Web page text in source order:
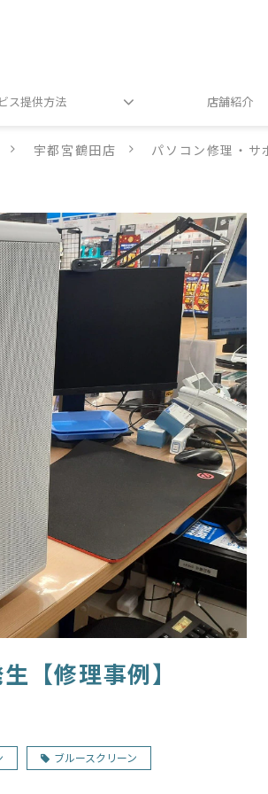
ス提供方法 店舗紹介
宇都宮鶴田店
パソコン修理・サ
【修理事例】
ブルースクリーン